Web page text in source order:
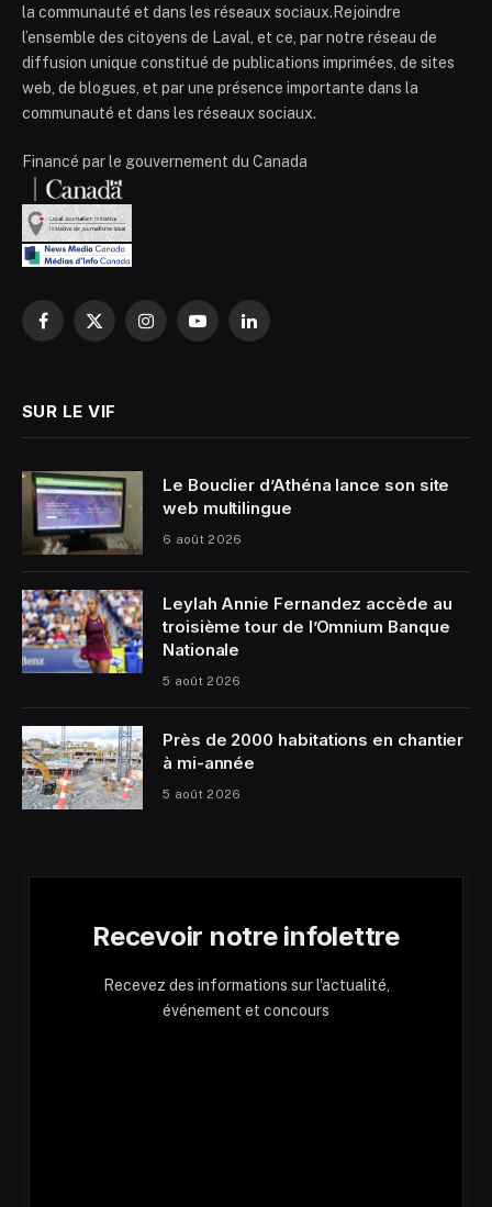
la communauté et dans les réseaux sociaux.Rejoindre
l’ensemble des citoyens de Laval, et ce, par notre réseau de
diffusion unique constitué de publications imprimées, de sites
web, de blogues, et par une présence importante dans la
communauté et dans les réseaux sociaux.
Financé par le gouvernement du Canada
Facebook
X
InstagramYouTubeLinkedIn
SUR LE VIF
Le Bouclier d’Athéna lance son site
web multilingue
6 août 2026
Leylah Annie Fernandez accède au
troisième tour de l’Omnium Banque
Nationale
5 août 2026
Près de 2000 habitations en chantier
à mi-année
5 août 2026
Recevoir notre infolettre
Recevez des informations sur l'actualité,
événement et concours